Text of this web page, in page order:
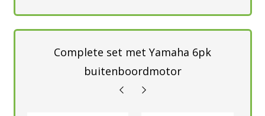
Complete set met Yamaha 6pk
buitenboordmotor